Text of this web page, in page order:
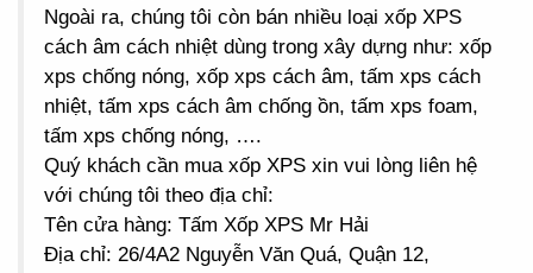
Ngoài ra, chúng tôi còn bán nhiều loại xốp XPS
cách âm cách nhiệt dùng trong xây dựng như: xốp
xps chống nóng, xốp xps cách âm, tấm xps cách
nhiệt, tấm xps cách âm chống ồn, tấm xps foam,
tấm xps chống nóng, ….
Quý khách cần mua xốp XPS xin vui lòng liên hệ
với chúng tôi theo địa chỉ:
Tên cửa hàng: Tấm Xốp XPS Mr Hải
Địa chỉ: 26/4A2 Nguyễn Văn Quá, Quận 12,